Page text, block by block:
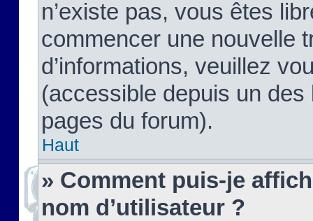
n’existe pas, vous êtes
commencer une nouvelle
d’informations, veuillez
(accessible depuis un
pages du forum).
Haut
» Comment puis-je
nom d’utilisateur ?